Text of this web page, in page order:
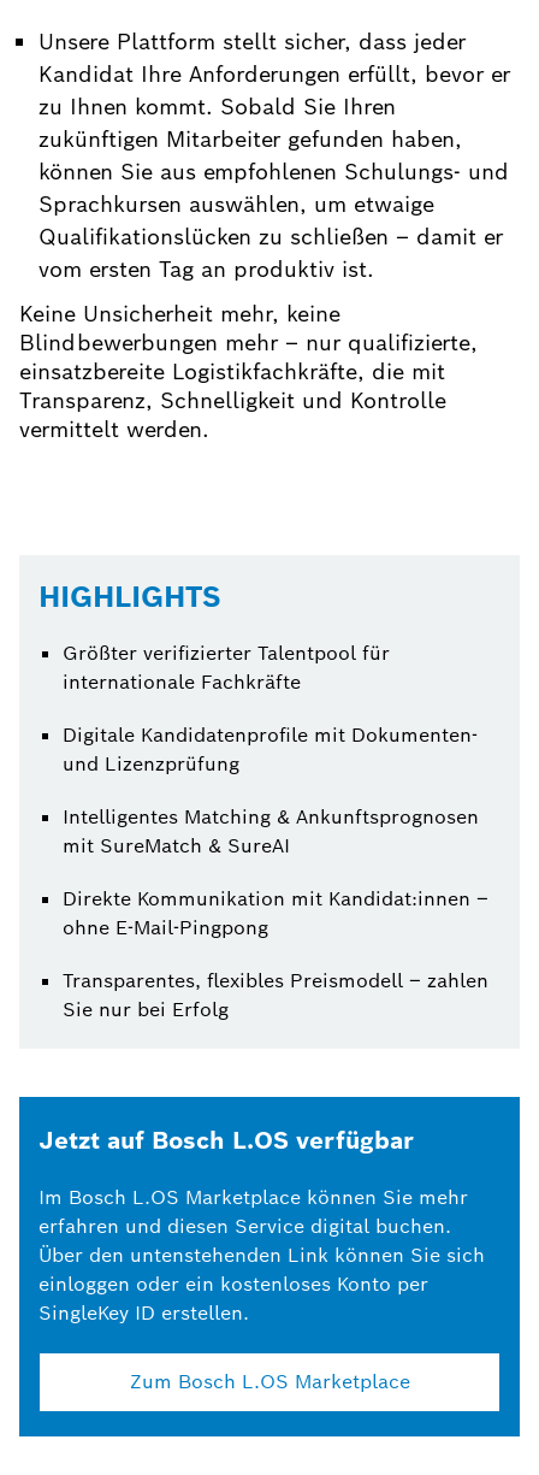
Unsere Plattform stellt sicher, dass jeder
Kandidat Ihre Anforderungen erfüllt, bevor er
zu Ihnen kommt. Sobald Sie Ihren
zukünftigen Mitarbeiter gefunden haben,
können Sie aus empfohlenen Schulungs- und
Sprachkursen auswählen, um etwaige
Qualifikationslücken zu schließen – damit er
vom ersten Tag an produktiv ist.
Keine Unsicherheit mehr, keine
Blindbewerbungen mehr – nur qualifizierte,
einsatzbereite Logistikfachkräfte, die mit
Transparenz, Schnelligkeit und Kontrolle
vermittelt werden.
HIGHLIGHTS
Größter verifizierter Talentpool für
internationale Fachkräfte
Digitale Kandidatenprofile mit Dokumenten-
und Lizenzprüfung
Intelligentes Matching & Ankunftsprognosen
mit SureMatch & SureAI
Direkte Kommunikation mit Kandidat:innen –
ohne E-Mail-Pingpong
Transparentes, flexibles Preismodell – zahlen
Sie nur bei Erfolg
Jetzt auf Bosch L.OS verfügbar
Im Bosch L.OS Marketplace können Sie mehr
erfahren und diesen Service digital buchen.
Über den untenstehenden Link können Sie sich
einloggen oder ein kostenloses Konto per
SingleKey ID erstellen.
Zum Bosch L.OS Marketplace